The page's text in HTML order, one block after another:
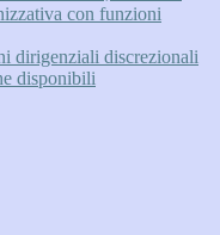
con funzioni
dirigenziali discrezionali
disponibili